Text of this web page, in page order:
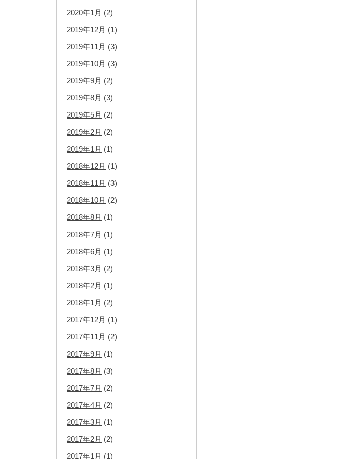
2020年1月 (2)
2019年12月 (1)
2019年11月 (3)
2019年10月 (3)
2019年9月 (2)
2019年8月 (3)
2019年5月 (2)
2019年2月 (2)
2019年1月 (1)
2018年12月 (1)
2018年11月 (3)
2018年10月 (2)
2018年8月 (1)
2018年7月 (1)
2018年6月 (1)
2018年3月 (2)
2018年2月 (1)
2018年1月 (2)
2017年12月 (1)
2017年11月 (2)
2017年9月 (1)
2017年8月 (3)
2017年7月 (2)
2017年4月 (2)
2017年3月 (1)
2017年2月 (2)
2017年1月 (1)